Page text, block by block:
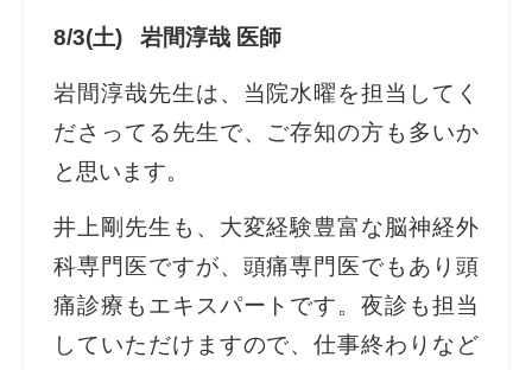
8/3(土) 岩間淳哉 医師
岩間淳哉先生は、当院水曜を担当してく
ださってる先生で、ご存知の方も多いか
と思います。
井上剛先生も、大変経験豊富な脳神経外
科専門医ですが、頭痛専門医でもあり頭
痛診療もエキスパートです。夜診も担当
していただけますので、仕事終わりなど